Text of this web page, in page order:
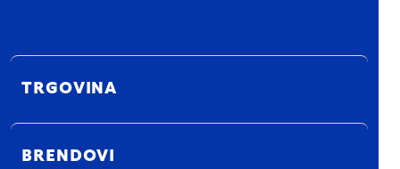
TRGOVINA
BRENDOVI